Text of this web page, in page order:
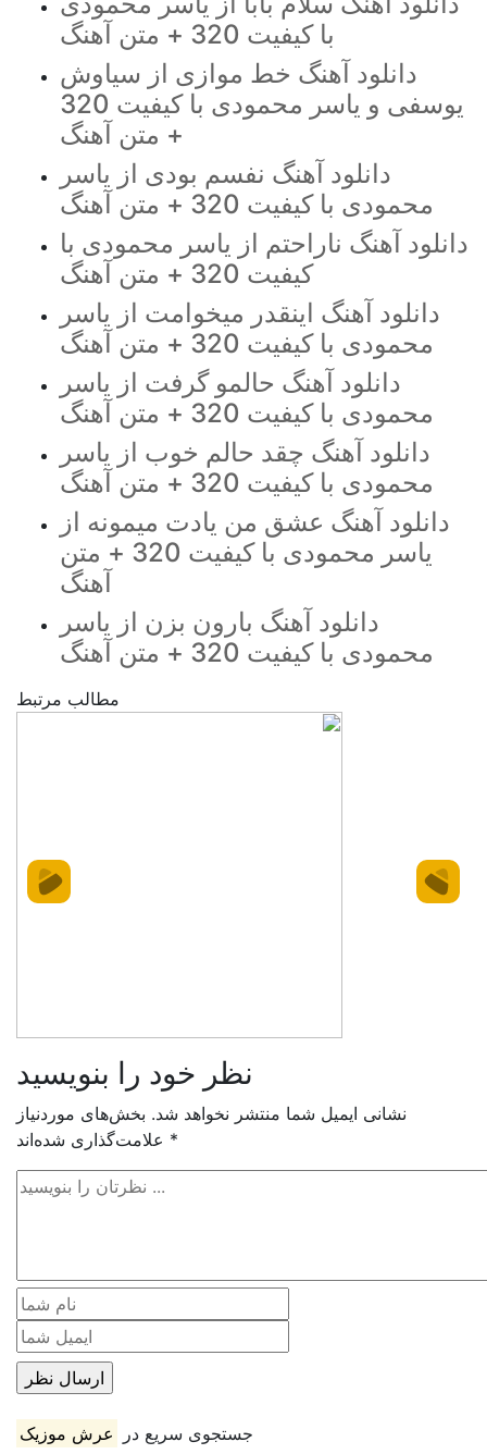
با کیفیت 320 + متن آهنگ
دانلود آهنگ خط موازی از سیاوش
یوسفی و یاسر محمودی با کیفیت 320
+ متن آهنگ
دانلود آهنگ نفسم بودی از یاسر
محمودی با کیفیت 320 + متن آهنگ
دانلود آهنگ ناراحتم از یاسر محمودی با
کیفیت 320 + متن آهنگ
دانلود آهنگ اینقدر میخوامت از یاسر
محمودی با کیفیت 320 + متن آهنگ
دانلود آهنگ حالمو گرفت از یاسر
محمودی با کیفیت 320 + متن آهنگ
دانلود آهنگ چقد حالم خوب از یاسر
محمودی با کیفیت 320 + متن آهنگ
دانلود آهنگ عشق من یادت میمونه از
یاسر محمودی با کیفیت 320 + متن
آهنگ
دانلود آهنگ بارون بزن از یاسر
محمودی با کیفیت 320 + متن آهنگ
مطالب مرتبط
نظر خود را بنویسید
نشانی ایمیل شما منتشر نخواهد شد. بخش‌های موردنیاز
*
جستجوی سریع در عرش موزیک